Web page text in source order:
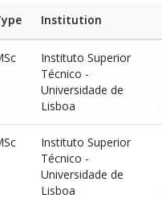
Institution
Instituto Superior
Técnico -
Universidade de
Lisboa
Instituto Superior
Técnico -
Universidade de
Lisboa